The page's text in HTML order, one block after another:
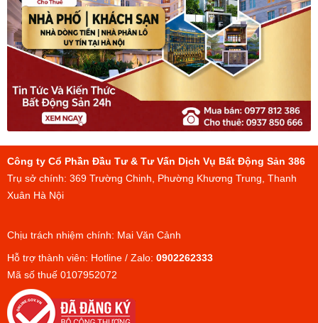
Công ty Cổ Phần Đầu Tư & Tư Vấn Dịch Vụ Bất Động Sản 386
Trụ sở chính: 369 Trường Chinh, Phường Khương Trung, Thanh
Xuân Hà Nội
Chịu trách nhiệm chính: Mai Văn Cảnh
Hỗ trợ thành viên: Hotline / Zalo: 0902262333
Mã số thuế 0107952072